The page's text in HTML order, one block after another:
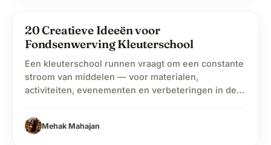
schoolOnderwijs
20 Creatieve Ideeën voor
Fondsenwerving Kleuterschool
Een kleuterschool runnen vraagt om een constante
stroom van middelen — voor materialen,
activiteiten, evenementen en verbeteringen in de
fondsenwerving een onmisbaar onderdeel
geworden om alles soepel te laten verlopen. En
Mehak Mahajan